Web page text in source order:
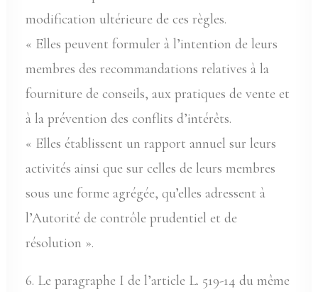
modification ultérieure de ces règles.
« Elles peuvent formuler à l’intention de leurs
membres des recommandations relatives à la
fourniture de conseils, aux pratiques de vente et
à la prévention des conflits d’intérêts.
« Elles établissent un rapport annuel sur leurs
activités ainsi que sur celles de leurs membres
sous une forme agrégée, qu’elles adressent à
l’Autorité de contrôle prudentiel et de
résolution ».
6. Le paragraphe I de l’article L. 519-14 du même